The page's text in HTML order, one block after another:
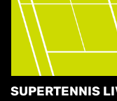
SUPERTENNIS